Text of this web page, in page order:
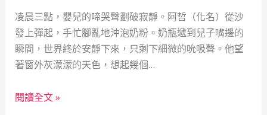
凌晨三點，嬰兒的啼哭聲劃破寂靜。阿哲（化名）從沙
發上彈起，手忙腳亂地沖泡奶粉。奶瓶遞到兒子嘴邊的
瞬間，世界終於安靜下來，只剩下細微的吮吸聲。他望
著窗外灰濛濛的天色，想起幾個…
當
閱讀全文 »